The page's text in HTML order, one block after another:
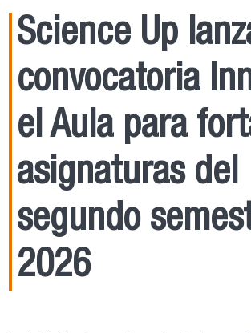
Science Up
convocatoria
el Aula para
asignaturas del
segundo
2026